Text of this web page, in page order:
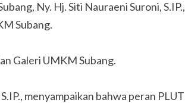
Ny. Hj. Siti Nauraeni Suroni,
Subang.
Galeri UMKM Subang.
menyampaikan bahwa peran